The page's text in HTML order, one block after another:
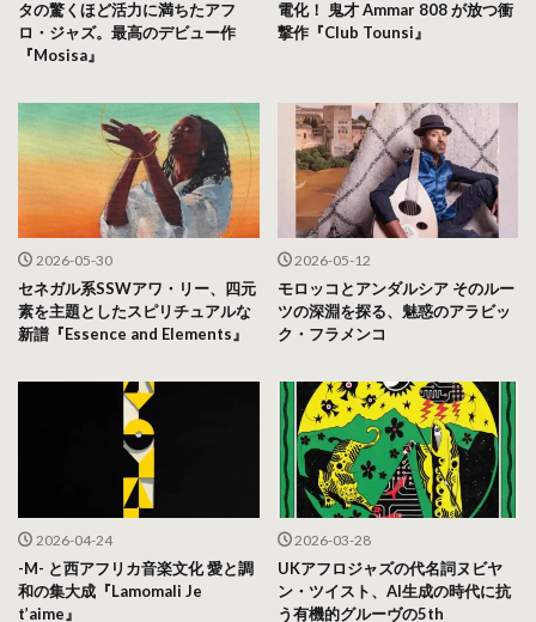
タの驚くほど活力に満ちたアフ
ロ・ジャズ。最高のデビュー作
『Mosisa』
電化！ 鬼才 Ammar 808 が放つ衝
撃作『Club Tounsi』
2026-05-30
セネガル系SSWアワ・リー、四元
素を主題としたスピリチュアルな
新譜『Essence and Elements』
2026-05-12
モロッコとアンダルシア そのルー
ツの深淵を探る、魅惑のアラビッ
ク・フラメンコ
2026-04-24
-M- と西アフリカ音楽文化 愛と調
和の集大成『Lamomali Je
t’aime』
2026-03-28
UKアフロジャズの代名詞ヌビヤ
ン・ツイスト、AI生成の時代に抗
う有機的グルーヴの5th